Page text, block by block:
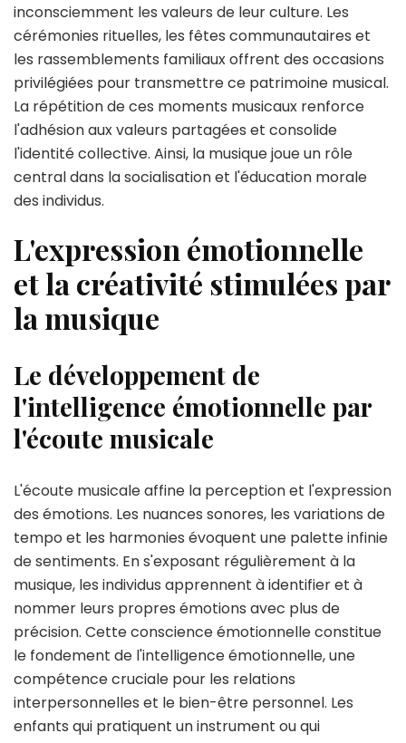
inconsciemment les valeurs de leur culture. Les
cérémonies rituelles, les fêtes communautaires et
les rassemblements familiaux offrent des occasions
privilégiées pour transmettre ce patrimoine musical.
La répétition de ces moments musicaux renforce
l'adhésion aux valeurs partagées et consolide
l'identité collective. Ainsi, la musique joue un rôle
central dans la socialisation et l'éducation morale
des individus.
L'expression émotionnelle
et la créativité stimulées par
la musique
Le développement de
l'intelligence émotionnelle par
l'écoute musicale
L'écoute musicale affine la perception et l'expression
des émotions. Les nuances sonores, les variations de
tempo et les harmonies évoquent une palette infinie
de sentiments. En s'exposant régulièrement à la
musique, les individus apprennent à identifier et à
nommer leurs propres émotions avec plus de
précision. Cette conscience émotionnelle constitue
le fondement de l'intelligence émotionnelle, une
compétence cruciale pour les relations
interpersonnelles et le bien-être personnel. Les
enfants qui pratiquent un instrument ou qui